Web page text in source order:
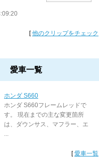
[他のクリップをチェック
愛車一覧
ホンダ S660
ホンダ S660フレームレッドで
す。 現在までの主な変更箇所
は、ダウンサス、マフラー、エ
...
[愛車一覧